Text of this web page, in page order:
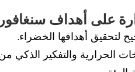
على أهداف
لتحقيق أهدافها الخضراء.
الحرارية والتفكير الذكي